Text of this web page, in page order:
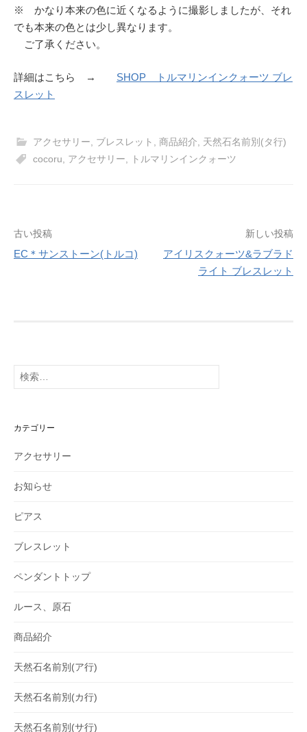
※ かなり本来の色に近くなるように撮影しましたが、それ
でも本来の色とは少し異なります。
ご了承ください。
詳細はこちら → SHOP トルマリンインクォーツ ブレ
スレット
アクセサリー, ブレスレット , 商品紹介, 天然石名前別(タ行)
cocoru
アクセサリー トルマリンインクォーツ
投
稿
ー
シ
ン
古い投稿
EC＊サンストーン(トルコ)
新しい投稿
アイリスクォーツ&ラブラド
ライト ブレスレット
検
索:
カテゴリー
アクセサリー
お知らせ
ピアス
ブレスレット
ペンダントトップ
ルース、原石
商品紹介
天然石名前別(ア行)
天然石名前別(カ行)
天然石名前別(サ行)